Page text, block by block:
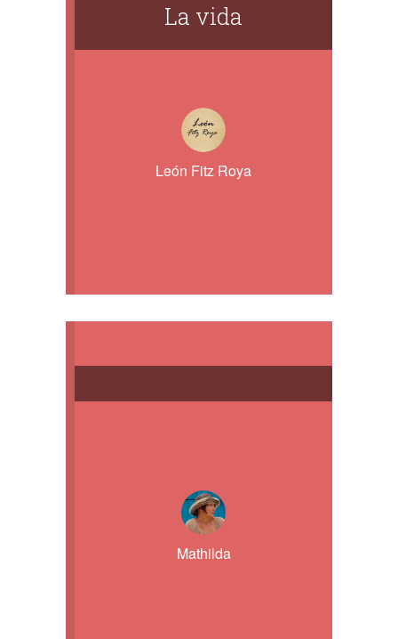
La vida
León Fitz Roya
Mathilda